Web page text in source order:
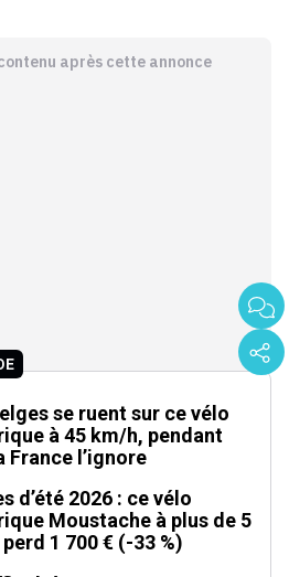
après cette annonce
se ruent sur ce vélo
à 45 km/h, pendant
France l’ignore
d’été 2026 : ce vélo
Moustache à plus de 5
perd 1 700 € (-33 %)